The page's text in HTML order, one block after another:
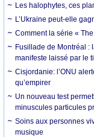
Les halophytes, ces
L’Ukraine peut-elle
Comment la série «
Fusillade de Montréal :
manifeste laissé par le
Cisjordanie: l’ONU
qu’empirer
Un nouveau test
minuscules particules
Soins aux personnes
musique